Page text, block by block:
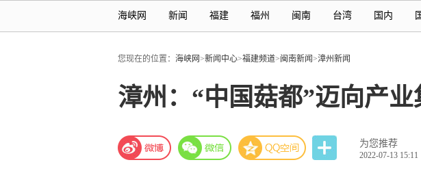
海峡网 新闻 福建 福州 闽南 台湾 国内
您现在的位置： 海峡网>新闻中心>福建频道>闽南新闻>漳州新闻
漳州：“中国菇都”迈向产
为您推荐
2022-07-13 15:11